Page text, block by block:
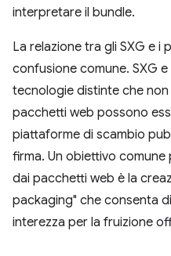
interpretare il bundle.
La relazione tra gli SXG e i
confusione comune. SXG
tecnologie distinte che
pacchetti web possono
piattaforme di scambio
firma. Un obiettivo
dai pacchetti web è la
packaging" che consenta
interezza per la fruizione